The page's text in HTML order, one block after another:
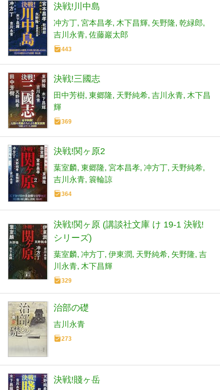
決戦!川中島
冲方丁 宮本昌孝 木下昌輝 矢野隆 乾緑郎
吉川永青 佐藤巖太郎
443
決戦!三國志
田中芳樹 東郷隆 天野純希 吉川永青 木下昌
輝
369
決戦!関ヶ原2
葉室麟 東郷隆 宮本昌孝 冲方丁 天野純希
吉川永青 簑輪諒
364
決戦!関ヶ原 (講談社文庫 け 19-1 決戦!
シリーズ)
葉室麟 冲方丁 伊東潤 天野純希 矢野隆 吉
川永青 木下昌輝
329
治部の礎
吉川永青
273
決戦!賤ヶ岳